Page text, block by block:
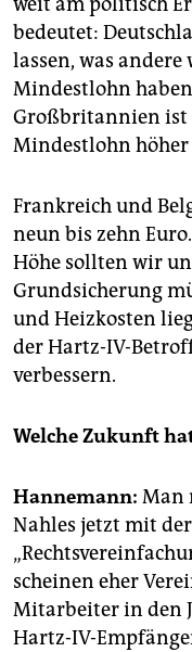
bedeutet:
lassen, was
Mindestlohn
Großbritannien ist
Mindestlohn höher
Frankreich und
neun bis zehn
Höhe sollten wir
Grundsicherung
und Heizkosten
der Hartz-IV-
verbessern.
Welche Zukunft
Hannemann: Man
Nahles jetzt mit
scheinen eher
Mitarbeiter in den
Hartz-IV-